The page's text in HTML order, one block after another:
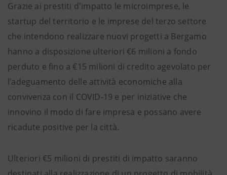
Grazie ai prestiti d'impatto le microimprese, le
startup del territorio e le imprese del terzo settore
che intendono realizzare nuovi progetti a Bergamo
hanno a disposizione ulteriori €6 milioni a fondo
perduto e fino a €15 milioni di credito agevolato per
l’adeguamento delle attività economiche alla
convivenza con il COVID-19 e per iniziative che
innovino il modo di fare impresa e possano avere
ricadute positive per la città.
Ulteriori €5 milioni di prestiti di impatto saranno